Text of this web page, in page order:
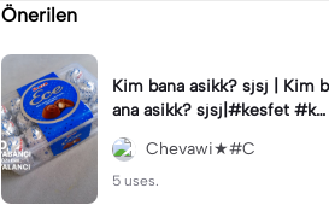
Önerilen
Kim bana asikk? sjsj | Kim b
ana asikk? sjsj|#kesfet #ke
sfetteyiz #capcut #Ece
Chevawi★#C
5 uses.